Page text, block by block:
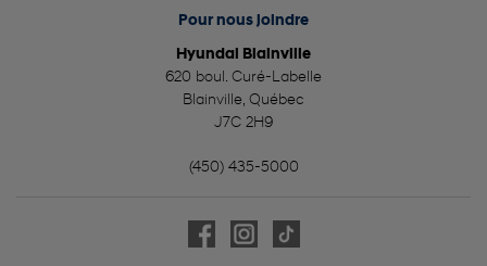
Pour nous joindre
Hyundai Blainville
620 boul. Curé-Labelle
Blainville, Québec
J7C 2H9
(450) 435-5000